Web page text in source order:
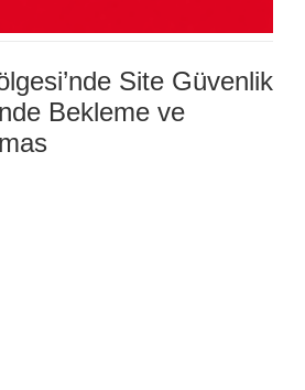
Site Güvenlik
Bekleme ve